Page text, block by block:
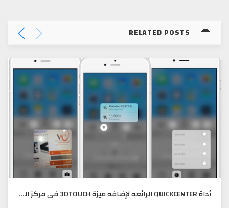
RELATED POSTS
أداة QUICKCENTER الرائعه لإضافه ميزة 3DTOUCH في مركز التحكم